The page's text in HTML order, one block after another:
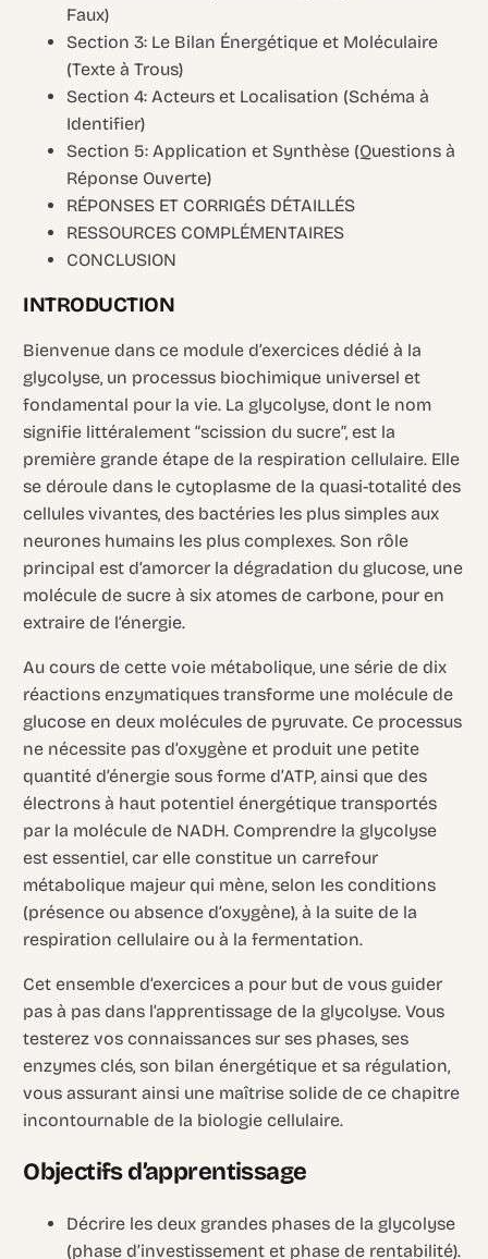
Faux)
Section 3: Le Bilan Énergétique et Moléculaire
(Texte à Trous)
Section 4: Acteurs et Localisation (Schéma à
Identifier)
Section 5: Application et Synthèse (Questions à
Réponse Ouverte)
RÉPONSES ET CORRIGÉS DÉTAILLÉS
RESSOURCES COMPLÉMENTAIRES
CONCLUSION
INTRODUCTION
Bienvenue dans ce module d’exercices dédié à la
glycolyse, un processus biochimique universel et
fondamental pour la vie. La glycolyse, dont le nom
signifie littéralement “scission du sucre”, est la
première grande étape de la respiration cellulaire. Elle
se déroule dans le cytoplasme de la quasi-totalité des
cellules vivantes, des bactéries les plus simples aux
neurones humains les plus complexes. Son rôle
principal est d’amorcer la dégradation du glucose, une
molécule de sucre à six atomes de carbone, pour en
extraire de l’énergie.
Au cours de cette voie métabolique, une série de dix
réactions enzymatiques transforme une molécule de
glucose en deux molécules de pyruvate. Ce processus
ne nécessite pas d’oxygène et produit une petite
quantité d’énergie sous forme d’ATP, ainsi que des
électrons à haut potentiel énergétique transportés
par la molécule de NADH. Comprendre la glycolyse
est essentiel, car elle constitue un carrefour
métabolique majeur qui mène, selon les conditions
(présence ou absence d’oxygène), à la suite de la
respiration cellulaire ou à la fermentation.
Cet ensemble d’exercices a pour but de vous guider
pas à pas dans l’apprentissage de la glycolyse. Vous
testerez vos connaissances sur ses phases, ses
enzymes clés, son bilan énergétique et sa régulation,
vous assurant ainsi une maîtrise solide de ce chapitre
incontournable de la biologie cellulaire.
Objectifs d’apprentissage
Décrire les deux grandes phases de la glycolyse
(phase d’investissement et phase de rentabilité).